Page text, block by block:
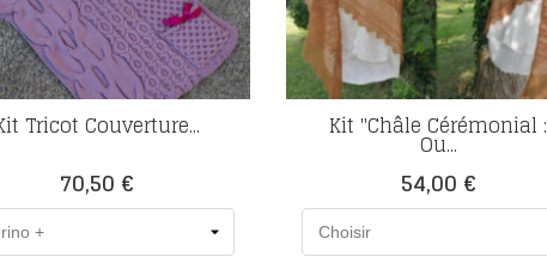
Tricot Couverture...
Prix
70,50 €
Kit "Châle Cérémonial :
Ou...
Prix
54,00 €